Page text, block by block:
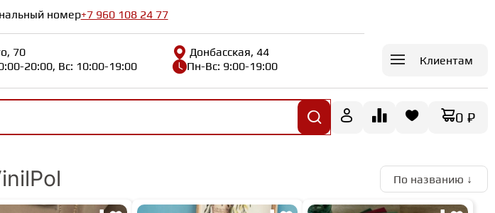
номер+7 960 108 24 77
70
20:00, Вс: 10:00-19:00
Донбасская, 44
Пн-Вс: 9:00-19:00
Клиентам
0 ₽
По названию ↓